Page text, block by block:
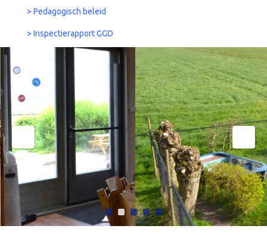
> Pedagogisch beleid
> Inspectierapport GGD